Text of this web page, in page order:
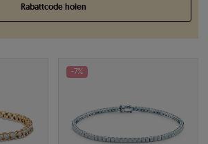
Rabattcode holen
-7%